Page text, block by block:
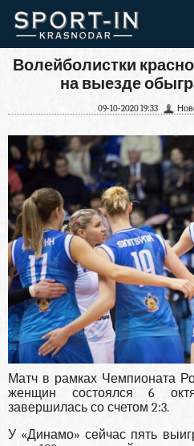
Волейболистки
на выезде
09-10-2020 19:33
Матч в рамках Чемпионата
женщин состоялся 6
завершилась со счетом 2:3.
У «Динамо» сейчас пять